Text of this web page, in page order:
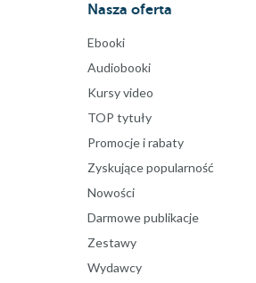
Nasza oferta
Ebooki
Audiobooki
Kursy video
TOP tytuły
Promocje i rabaty
Zyskujące popularność
Nowości
Darmowe publikacje
Zestawy
Wydawcy